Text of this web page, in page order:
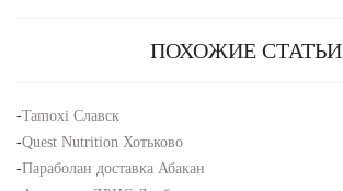
ПОХОЖИЕ СТАТЬИ
-Tamoxi Славск
-Quest Nutrition Хотьково
-Параболан доставка Абакан